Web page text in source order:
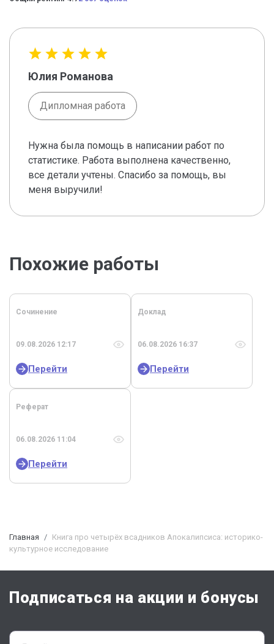
Юлия Романова
Дипломная работа
Нужна была помощь в написании работ по
статистике. Работа выполнена качественно,
все детали учтены. Спасибо за помощь, вы
меня выручили!
Похожие работы
Сочинение
09.08.2026 12:17
Перейти
Доклад
06.08.2026 16:37
Перейти
Реферат
06.08.2026 11:04
Перейти
Главная
Книга про четырёх всадников Апокалипсиса: историко-
культурное исследование
Подписаться на акции и бонусы